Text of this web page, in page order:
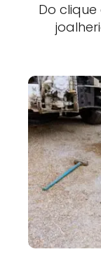
Do